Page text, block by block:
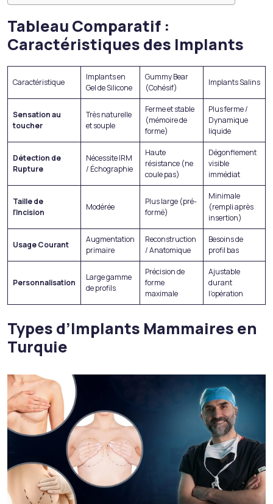
Tableau Comparatif :
Caractéristiques des Implants
Caractéristique
Implants en
Gel de Silicone
Gummy Bear
(Cohésif)
Implants Salins
Sensation au
toucher
Très naturelle
et souple
Ferme et stable
(mémoire de
forme)
Plus ferme /
Dynamique
liquide
Détection de
Rupture
Nécessite IRM
/ Échographie
Haute
résistance (ne
coule pas)
Dégonflement
visible
immédiat
Taille de
l’Incision
Modérée
Plus large (pré-
formé)
Minimale
(rempli après
insertion)
Usage Courant
Augmentation
primaire
Reconstruction
/ Anatomique
Besoins de
profil bas
Personnalisation
Large gamme
de profils
Précision de
forme
maximale
Ajustable
durant
l’opération
Types d’Implants Mammaires en
Turquie